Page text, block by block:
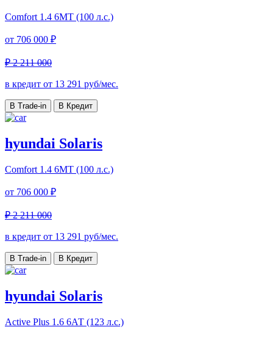
Comfort 1.4 6МТ (100 л.с.)
от 706 000 ₽
₽ 2 211 000
в кредит от 13 291 руб/мес.
В Trade-in В Кредит
hyundai Solaris
Comfort 1.4 6МТ (100 л.с.)
от 706 000 ₽
₽ 2 211 000
в кредит от 13 291 руб/мес.
В Trade-in В Кредит
hyundai Solaris
Active Plus 1.6 6АТ (123 л.с.)